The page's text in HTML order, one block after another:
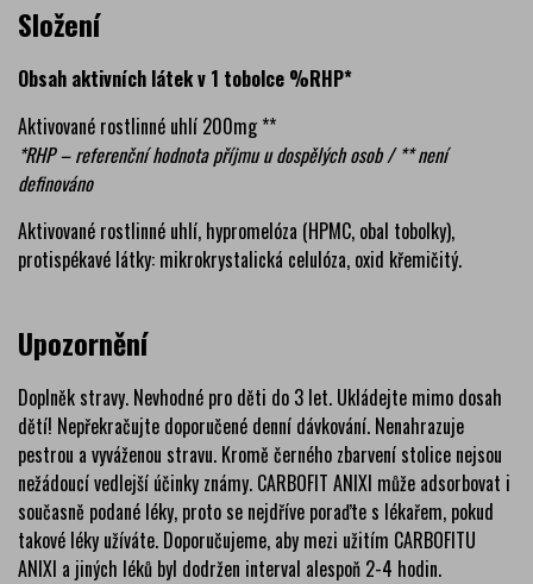
Složení
Obsah aktivních látek v 1 tobolce %RHP*
Aktivované rostlinné uhlí 200mg **
*RHP – referenční hodnota příjmu u dospělých osob / ** není
definováno
Aktivované rostlinné uhlí, hypromelóza (HPMC, obal tobolky),
protispékavé látky: mikrokrystalická celulóza, oxid křemičitý.
Upozornění
Doplněk stravy. Nevhodné pro děti do 3 let. Ukládejte mimo dosah
dětí! Nepřekračujte doporučené denní dávkování. Nenahrazuje
pestrou a vyváženou stravu. Kromě černého zbarvení stolice nejsou
nežádoucí vedlejší účinky známy. CARBOFIT ANIXI může adsorbovat i
současně podané léky, proto se nejdříve poraďte s lékařem, pokud
takové léky užíváte. Doporučujeme, aby mezi užitím CARBOFITU
ANIXI a jiných léků byl dodržen interval alespoň 2-4 hodin.